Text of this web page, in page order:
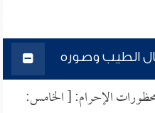
الطيب وصوره
محظورات الإحرام: [ الخامس: